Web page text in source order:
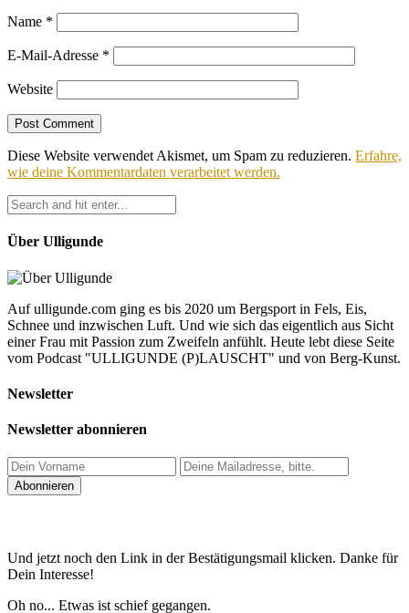
Name *
E-Mail-Adresse *
Website
Diese Website verwendet Akismet, um Spam zu reduzieren. Erfahre,
wie deine Kommentardaten verarbeitet werden.
Über Ulligunde
Auf ulligunde.com ging es bis 2020 um Bergsport in Fels, Eis,
Schnee und inzwischen Luft. Und wie sich das eigentlich aus Sicht
einer Frau mit Passion zum Zweifeln anfühlt. Heute lebt diese Seite
vom Podcast "ULLIGUNDE (P)LAUSCHT" und von Berg-Kunst.
Newsletter
Newsletter abonnieren
Und jetzt noch den Link in der Bestätigungsmail klicken. Danke für
Dein Interesse!
Oh no... Etwas ist schief gegangen.